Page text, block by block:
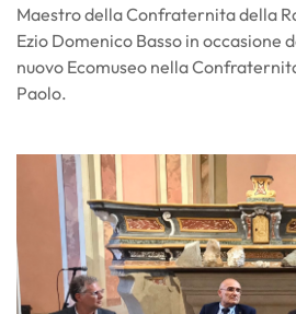
Maestro della Confraternita della
Ezio Domenico Basso in occasione
nuovo Ecomuseo nella
Paolo.